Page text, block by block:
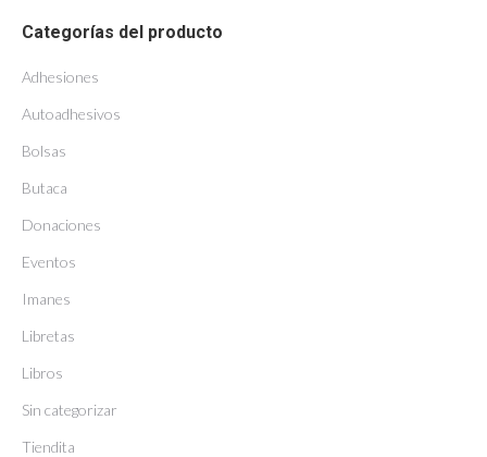
Categorías del producto
Adhesiones
Autoadhesivos
Bolsas
Butaca
Donaciones
Eventos
Imanes
Libretas
Libros
Sin categorizar
Tiendita